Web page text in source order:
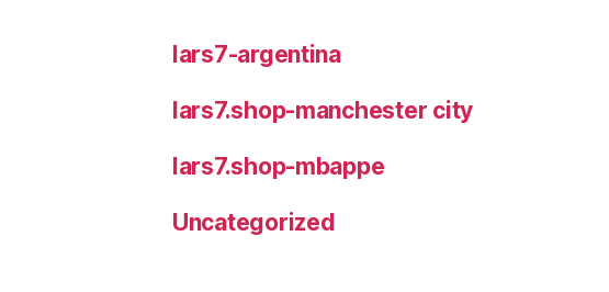
lars7-argentina
lars7.shop-manchester city
lars7.shop-mbappe
Uncategorized